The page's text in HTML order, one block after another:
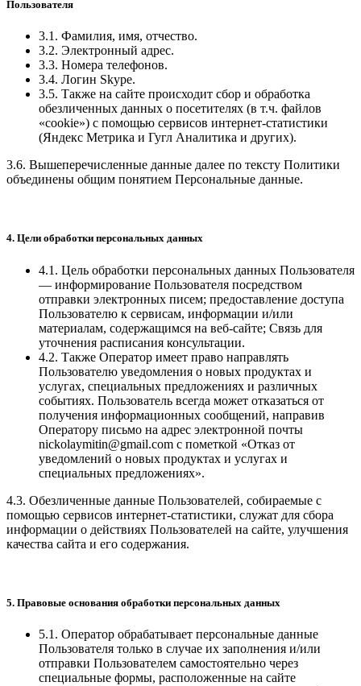
Пользователя
3.1. Фамилия, имя, отчество.
3.2. Электронный адрес.
3.3. Номера телефонов.
3.4. Логин Skype.
3.5. Также на сайте происходит сбор и обработка
обезличенных данных о посетителях (в т.ч. файлов
«cookie») с помощью сервисов интернет-статистики
(Яндекс Метрика и Гугл Аналитика и других).
3.6. Вышеперечисленные данные далее по тексту Политики
объединены общим понятием Персональные данные.
4. Цели обработки персональных данных
4.1. Цель обработки персональных данных Пользователя
— информирование Пользователя посредством
отправки электронных писем; предоставление доступа
Пользователю к сервисам, информации и/или
материалам, содержащимся на веб-сайте; Связь для
уточнения расписания консультации.
4.2. Также Оператор имеет право направлять
Пользователю уведомления о новых продуктах и
услугах, специальных предложениях и различных
событиях. Пользователь всегда может отказаться от
получения информационных сообщений, направив
Оператору письмо на адрес электронной почты
nickolaymitin@gmail.com с пометкой «Отказ от
уведомлений о новых продуктах и услугах и
специальных предложениях».
4.3. Обезличенные данные Пользователей, собираемые с
помощью сервисов интернет-статистики, служат для сбора
информации о действиях Пользователей на сайте, улучшения
качества сайта и его содержания.
5. Правовые основания обработки персональных данных
5.1. Оператор обрабатывает персональные данные
Пользователя только в случае их заполнения и/или
отправки Пользователем самостоятельно через
специальные формы, расположенные на сайте